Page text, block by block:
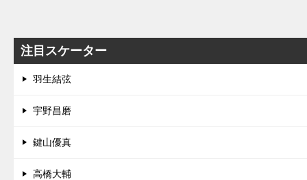
注目スケーター
羽生結弦
宇野昌磨
鍵山優真
高橋大輔